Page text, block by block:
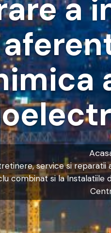
a
service si
combinat si la